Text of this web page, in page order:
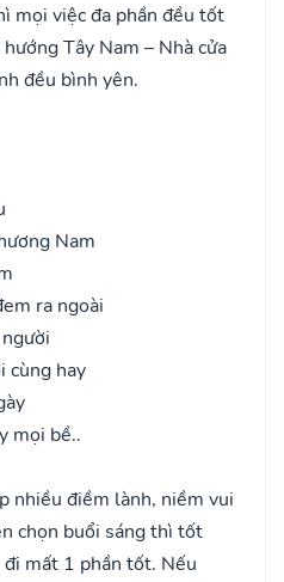
mọi việc đa phần đều tốt
Tây Nam – Nhà cửa
đều bình yên.
Nam
ra ngoài
cùng hay
mọi bề..
nhiều điềm lành, niềm vui
chọn buổi sáng thì tốt
mất 1 phần tốt. Nếu